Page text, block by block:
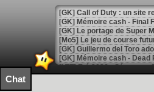
[GK] Le portage de Super
[Mo5] Le jeu de course
[GK] Guillermo del Toro
[LTF] Eté 2026 - Séquence
[GK] Mistfall Hunter :
Chat